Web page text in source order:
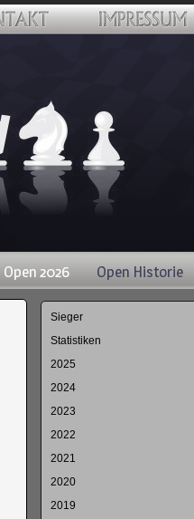
Open 2026 Open Historie
Navigation
Sieger
Statistiken
2025
2024
2023
2022
2021
2020
2019